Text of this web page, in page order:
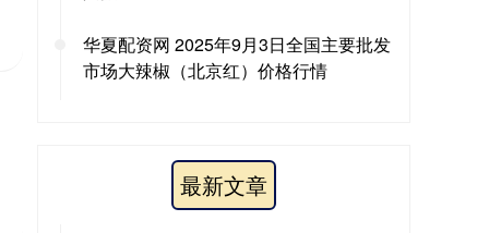
华夏配资网 2025年9月3日全国主要批发
市场大辣椒（北京红）价格行情
最新文章